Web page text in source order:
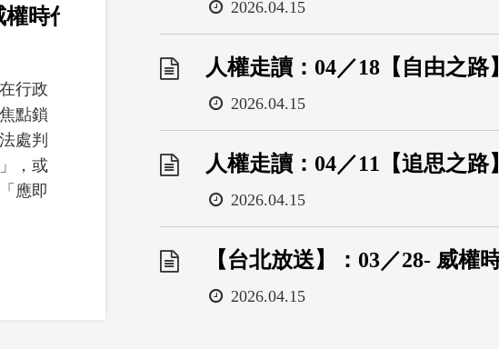
權時代的協力體制如何運作
行政
點鎖
處判
，或
應即
日
期
2026.04.15
人權走讀：04／18【自由之路】
日
期
2026.04.15
人權走讀：04／11【追思之路】
日
期
2026.04.15
【台北放送】：03／28- 威權
日
2026.04.15